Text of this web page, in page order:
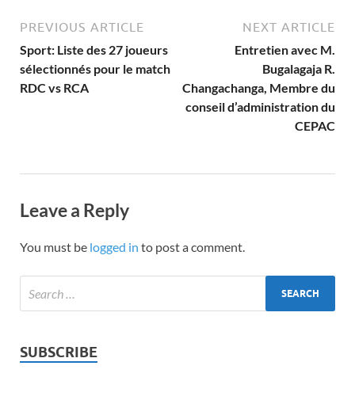
PREVIOUS ARTICLE
Sport: Liste des 27 joueurs
sélectionnés pour le match
RDC vs RCA
NEXT ARTICLE
Entretien avec M.
Bugalagaja R.
Changachanga, Membre du
conseil d’administration du
CEPAC
Leave a Reply
You must be logged in to post a comment.
SUBSCRIBE